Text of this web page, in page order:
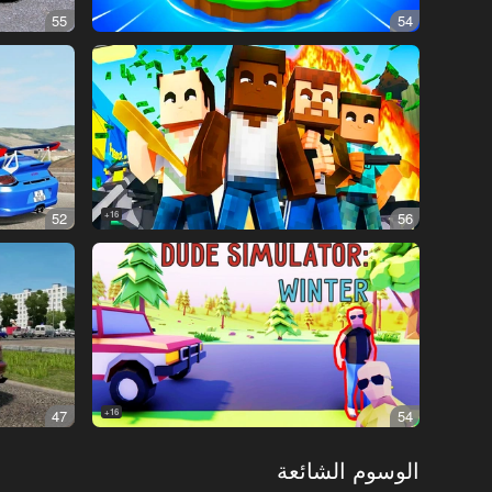
54
55
56
16+
52
54
16+
47
الوسوم الشائعة